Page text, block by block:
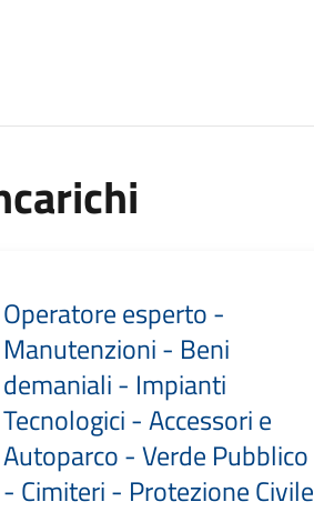
Operatore esperto -
Manutenzioni - Beni
demaniali - Impianti
Tecnologici - Accessori e
Autoparco - Verde Pubblico
- Cimiteri - Protezione Civile